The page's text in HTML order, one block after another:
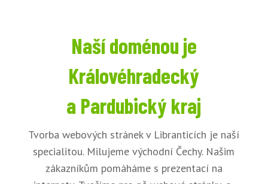
Naší doménou je
Královéhradecký
a Pardubický kraj
Tvorba webových stránek v Libranticích je naší
specialitou. Milujeme východní Čechy. Našim
zákazníkům pomáháme s prezentací na